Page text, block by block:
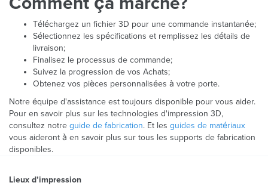
Téléchargez un fichier 3D pour une commande instantanée;
Sélectionnez les spécifications et remplissez les détails de
livraison;
Finalisez le processus de commande;
Suivez la progression de vos Achats;
Obtenez vos pièces personnalisées à votre porte.
Notre équipe d'assistance est toujours disponible pour vous aider.
Pour en savoir plus sur les technologies d'impression 3D,
consultez notre guide de fabrication. Et les guides de matériaux
vous aideront à en savoir plus sur tous les supports de fabrication
disponibles.
Lieux d’impression